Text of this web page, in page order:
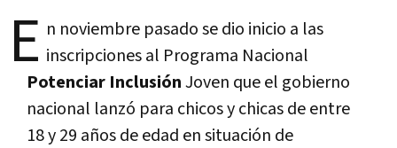
E n noviembre pasado se dio inicio a las
inscripciones al Programa Nacional
Potenciar InclusiónJoven que el gobierno
nacional lanzó para chicos y chicas de entre
18 y 29 años de edad en situación de